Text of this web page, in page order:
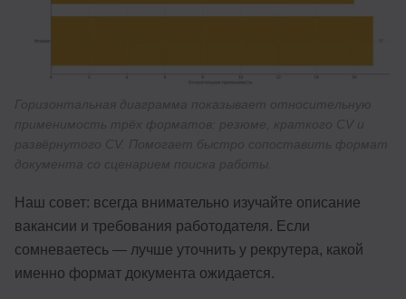
Наш совет: всегда внимательно изучайте описание
вакансии и требования работодателя. Если
сомневаетесь — лучше уточнить у рекрутера, какой
именно формат документа ожидается.